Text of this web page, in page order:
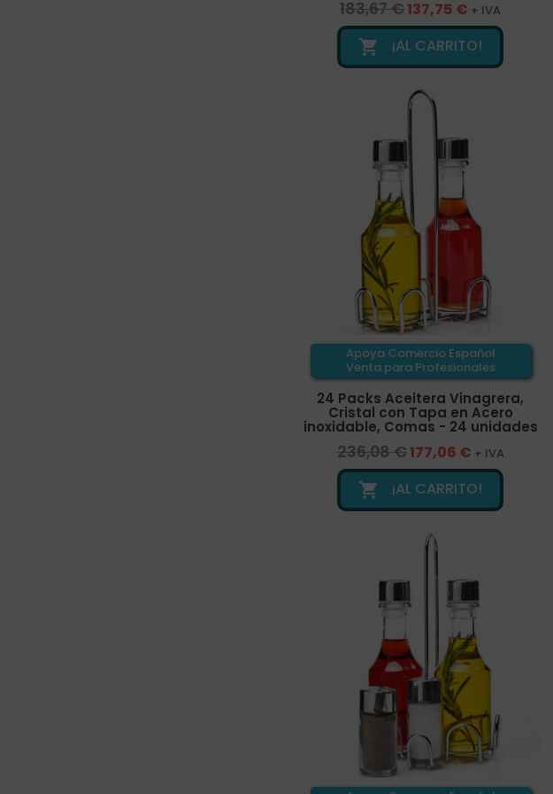
183,67 €137,75 € + IVA
 ¡AL CARRITO!
Apoya Comercio Español
Venta para Profesionales
24 Packs Aceitera Vinagrera,
Cristal con Tapa en Acero
inoxidable, Comas - 24 unidades
236,08 €177,06 € + IVA
 ¡AL CARRITO!